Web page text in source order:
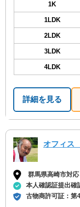
1K
1LDK
2LDK
3LDK
4LDK
詳細を見る
オフィス
群馬県高崎市対応
本人確認証提出確
古物商許可証：第